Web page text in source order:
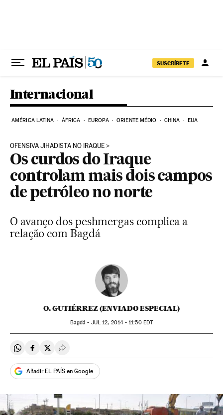
SUSCRÍBETE
Internacional
AMÉRICA LATINA ÁFRICA EUROPA ORIENTE MÉDIO CHINA EUA
OFENSIVA JIHADISTA NO IRAQUE
Os curdos do Iraque
controlam mais dois campos
de petróleo no norte
O avanço dos peshmergas complica a
relação com Bagdá
O. GUTIÉRREZ (ENVIADO ESPECIAL)
Bagdá - JUL 12, 2014 - 11:50EDT
Compartir en Whatsapp
Compartir en Facebook
Compartir en Twitter
Desplegar Redes Sociales
Añadir EL PAÍS en Google